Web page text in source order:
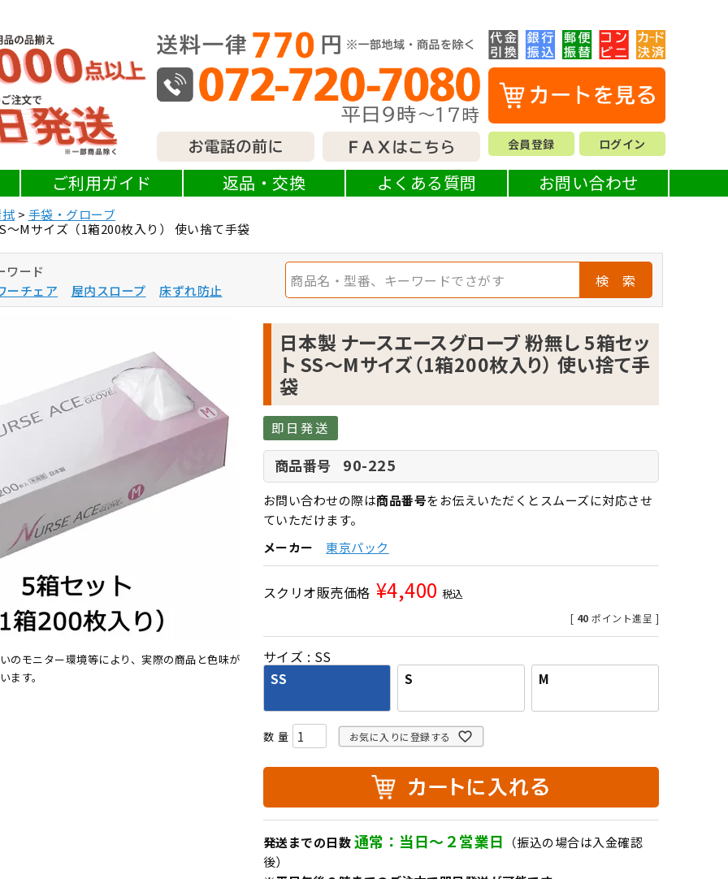
会員登録 ログイン
ご利用ガイド 返品・交換 よくある質問 お問い合わせ
手袋・グローブ
Mサイズ（1箱200枚入り） 使い捨て手袋
ワード
ーチェア
屋内スロープ 床ずれ防止
検 索
のモニター環境等により、実際の商品と色味が
ます。
日本製 ナースエースグローブ 粉無し 5箱セッ
ト SS～Mサイズ（1箱200枚入り） 使い捨て手
袋
即日発送
商品番号 90-225
お問い合わせの際は商品番号をお伝えいただくとスムーズに対応させ
ていただけます。
メーカー
東京パック
スクリオ販売価格 ¥4,400 税込
[ 40 ポイント進呈 ]
サイズ SS
SS S M
お気に入りに登録する
発送までの日数通常：当日～２営業日
（振込の場合は入金確認
後）